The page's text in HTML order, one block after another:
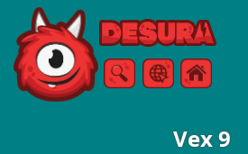
Free Online Games
ZoekenMenu
Vex 9